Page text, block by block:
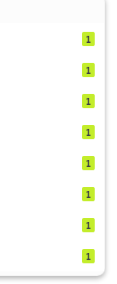
1
1
1
1
1
1
1
1